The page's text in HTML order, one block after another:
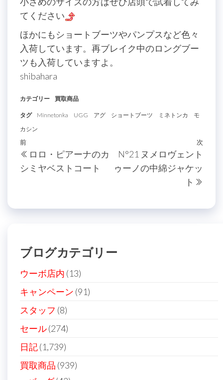
てください
ほかにもショートブーツやパンプスなど色々
入荷しています。再ブレイク中のロングブー
ツも入荷していますよ。
shibahara
カテゴリー 買取商品
タグ Minnetonka UGG アグ ショートブーツ ミネトンカ
モ
カシン
投
稿
ナ
ゲ
シ
ョ
ン
過
去
の
前
ロロ・ピアーナのカ
シミヤベストコート
次
次
N°21 ヌメロヴェント
ゥーノの中綿ジャケッ
ト
ブログカテゴリー
ウーボ店内 (13)
キャンペーン (91)
スタッフ (8)
セール(274)
日記(1,739)
買取商品 (939)